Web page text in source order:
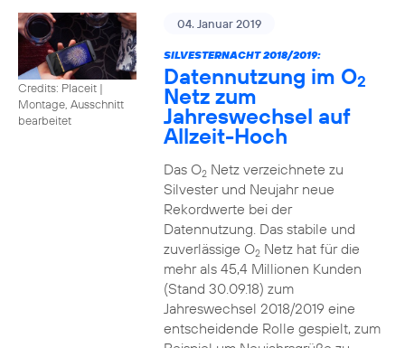
Credits: Placeit |
Montage, Ausschnitt
bearbeitet
04. Januar 2019
SILVESTERNACHT 2018/2019:
Datennutzung im O2
Netz zum
Jahreswechsel auf
Allzeit-Hoch
Das O2Netz verzeichnete zu
Silvester und Neujahr neue
Rekordwerte bei der
Datennutzung. Das stabile und
zuverlässige O2Netz hat für die
mehr als 45,4 Millionen Kunden
(Stand 30.09.18) zum
Jahreswechsel 2018/2019 eine
entscheidende Rolle gespielt, zum